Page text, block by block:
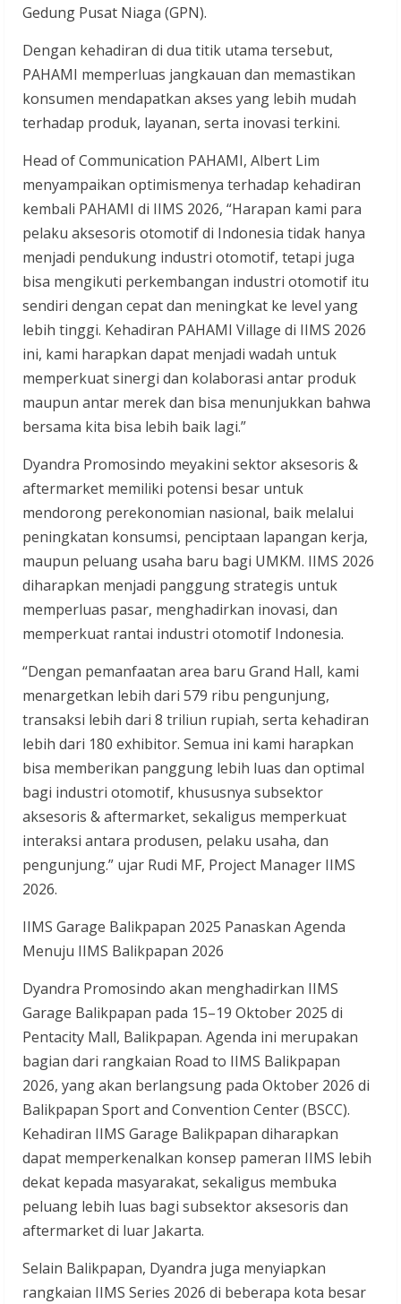
Gedung Pusat Niaga (GPN).
Dengan kehadiran di dua titik utama tersebut,
PAHAMI memperluas jangkauan dan memastikan
konsumen mendapatkan akses yang lebih mudah
terhadap produk, layanan, serta inovasi terkini.
Head of Communication PAHAMI, Albert Lim
menyampaikan optimismenya terhadap kehadiran
kembali PAHAMI di IIMS 2026, “Harapan kami para
pelaku aksesoris otomotif di Indonesia tidak hanya
menjadi pendukung industri otomotif, tetapi juga
bisa mengikuti perkembangan industri otomotif itu
sendiri dengan cepat dan meningkat ke level yang
lebih tinggi. Kehadiran PAHAMI Village di IIMS 2026
ini, kami harapkan dapat menjadi wadah untuk
memperkuat sinergi dan kolaborasi antar produk
maupun antar merek dan bisa menunjukkan bahwa
bersama kita bisa lebih baik lagi.”
Dyandra Promosindo meyakini sektor aksesoris &
aftermarket memiliki potensi besar untuk
mendorong perekonomian nasional, baik melalui
peningkatan konsumsi, penciptaan lapangan kerja,
maupun peluang usaha baru bagi UMKM. IIMS 2026
diharapkan menjadi panggung strategis untuk
memperluas pasar, menghadirkan inovasi, dan
memperkuat rantai industri otomotif Indonesia.
“Dengan pemanfaatan area baru Grand Hall, kami
menargetkan lebih dari 579 ribu pengunjung,
transaksi lebih dari 8 triliun rupiah, serta kehadiran
lebih dari 180 exhibitor. Semua ini kami harapkan
bisa memberikan panggung lebih luas dan optimal
bagi industri otomotif, khususnya subsektor
aksesoris & aftermarket, sekaligus memperkuat
interaksi antara produsen, pelaku usaha, dan
pengunjung.” ujar Rudi MF, Project Manager IIMS
2026.
IIMS Garage Balikpapan 2025 Panaskan Agenda
Menuju IIMS Balikpapan 2026
Dyandra Promosindo akan menghadirkan IIMS
Garage Balikpapan pada 15–19 Oktober 2025 di
Pentacity Mall, Balikpapan. Agenda ini merupakan
bagian dari rangkaian Road to IIMS Balikpapan
2026, yang akan berlangsung pada Oktober 2026 di
Balikpapan Sport and Convention Center (BSCC).
Kehadiran IIMS Garage Balikpapan diharapkan
dapat memperkenalkan konsep pameran IIMS lebih
dekat kepada masyarakat, sekaligus membuka
peluang lebih luas bagi subsektor aksesoris dan
aftermarket di luar Jakarta.
Selain Balikpapan, Dyandra juga menyiapkan
rangkaian IIMS Series 2026 di beberapa kota besar